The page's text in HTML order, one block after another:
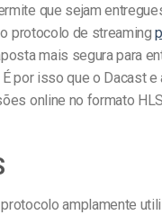
que sejam
protocolo de streaming
mais segura para
por isso que o Dacast e
online no formato
amplamente